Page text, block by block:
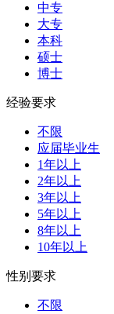
中专
大专
本科
硕士
博士
经验要求
不限
应届毕业生
1年以上
2年以上
3年以上
5年以上
8年以上
10年以上
性别要求
不限